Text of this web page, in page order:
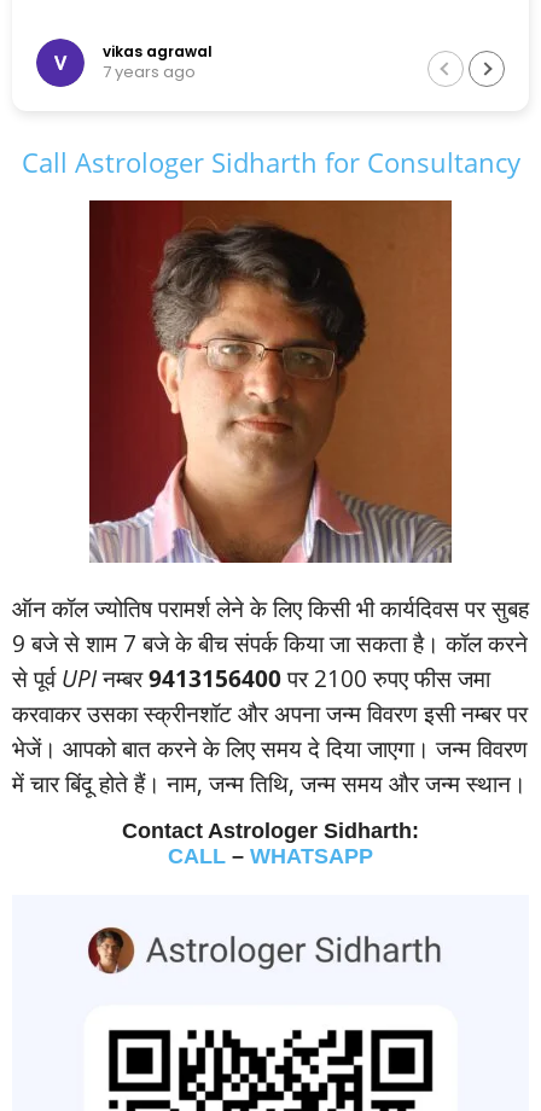
vikas agrawal
7 years ago
Call Astrologer Sidharth for Consultancy
ऑन कॉल ज्‍योतिष परामर्श लेने के लिए किसी भी कार्यदिवस पर सुबह
9 बजे से शाम 7 बजे के बीच संपर्क किया जा सकता है। कॉल करने
से पूर्वUPIनम्‍बर9413156400पर 2100 रुपए फीस जमा
करवाकर उसका स्‍क्रीनशॉट और अपना जन्‍म विवरण इसी नम्‍बर पर
भेजें। आपको बात करने के लिए समय दे दिया जाएगा। जन्‍म विवरण
में चार बिंदू होते हैं। नाम, जन्‍म तिथि, जन्‍म समय और जन्‍म स्‍थान।
Contact Astrologer Sidharth:
CALL – WHATSAPP